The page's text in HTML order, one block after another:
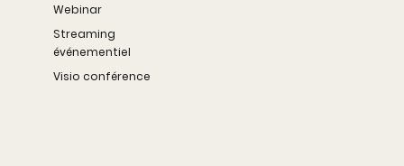
Webinar
Streaming
événementiel
Visio conférence